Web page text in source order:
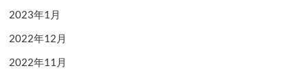
2023年1月
2022年12月
2022年11月